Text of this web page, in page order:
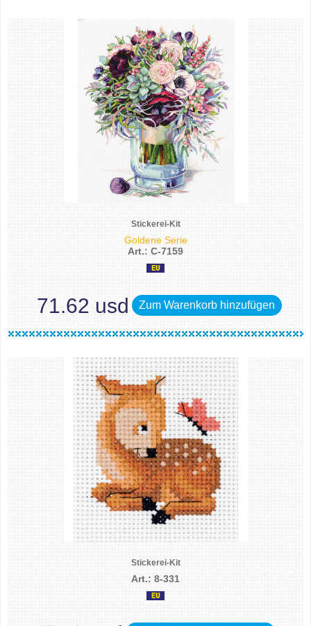
Stickerei-Kit
Goldene Serie
Art.: C-7159
71.62 usd Zum Warenkorb hinzufügen
Stickerei-Kit
Art.: 8-331